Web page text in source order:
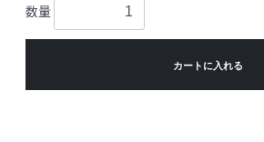
数量
カートに入れる